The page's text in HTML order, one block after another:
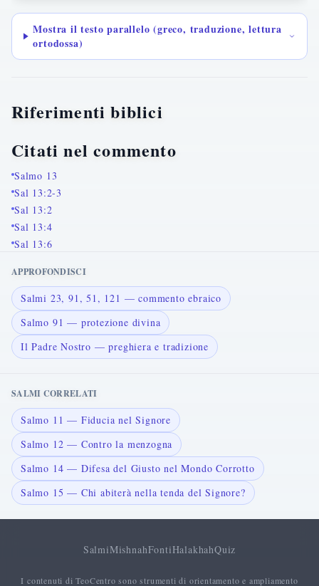
Mostra il testo parallelo (greco, traduzione, lettura
ortodossa)
Riferimenti biblici
Citati nel commento
Salmo 13
Sal 13:2-3
Sal 13:2
Sal 13:4
Sal 13:6
APPROFONDISCI
Salmi 23, 91, 51, 121 — commento ebraico
Salmo 91 — protezione divina
Il Padre Nostro — preghiera e tradizione
SALMI CORRELATI
Salmo 11 — Fiducia nel Signore
Salmo 12 — Contro la menzogna
Salmo 14 — Difesa del Giusto nel Mondo Corrotto
Salmo 15 — Chi abiterà nella tenda del Signore?
SalmiMishnahFontiHalakhahQuiz
I contenuti di TeoCentro sono strumenti di orientamento e ampliamento